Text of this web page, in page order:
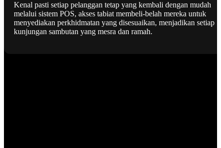
Kenal pasti setiap pelanggan tetap yang kembali dengan mudah
melalui sistem POS, akses tabiat membeli-belah mereka untuk
menyediakan perkhidmatan yang disesuaikan, menjadikan setiap
kunjungan sambutan yang mesra dan ramah.